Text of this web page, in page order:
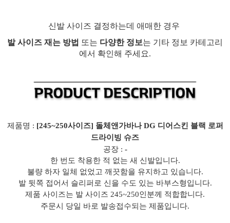
신발 사이즈 결정하는데 애매한 경우
발 사이즈 재는 방법 또는 다양한 정보는 기타 정보 카테고리
에서 확인해 주세요.
제품명 : [245~250사이즈] 돌체앤가바나 DG 디어스킨 블랙 로퍼
드라이빙 슈즈
공장 : -
한 번도 착용한 적 없는 새 신발입니다.
불량 하자 일체 없었고 깨끗함을 유지하고 있습니다.
발 뒷쪽 접어서 슬리퍼로 신을 수도 있는 바부스형입니다.
제품 사이즈는 발 사이즈 245~250인분께 적합합니다.
주문시 당일 바로 발송접수되는 제품입니다.